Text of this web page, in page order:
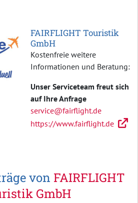
FAIRFLIGHT Touristik
GmbH
Kostenfreie weitere
Informationen und Beratung:
Unser Serviceteam freut sich
auf Ihre Anfrage
service@fairflight.de
https://www.fairflight.de
von FAIRFLIGHT
GmbH